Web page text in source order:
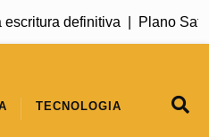
definitiva |Plano Safra
TECNOLOGIA